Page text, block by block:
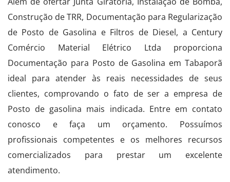
Construção de TRR, Documentação para Regularização
de Posto de Gasolina e Filtros de Diesel, a Century
Comércio Material Elétrico Ltda proporciona
Documentação para Posto de Gasolina em Tabaporã
ideal para atender às reais necessidades de seus
clientes, comprovando o fato de ser a empresa de
Posto de gasolina mais indicada. Entre em contato
conosco e faça um orçamento. Possuímos
profissionais competentes e os melhores recursos
comercializados para prestar um excelente
atendimento.